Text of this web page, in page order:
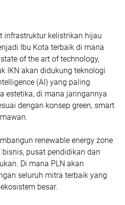
infrastruktur kelistrikan hijau
Ibu Kota terbaik di mana
of the art of technology,
IKN akan didukung teknologi
(AI) yang paling
estetika, di mana jaringannya
dengan konsep green, smart
renewable energy zone
pusat pendidikan dan
Di mana PLN akan
seluruh mitra terbaik yang
besar.